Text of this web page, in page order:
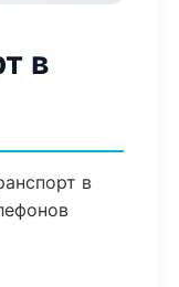
в
в